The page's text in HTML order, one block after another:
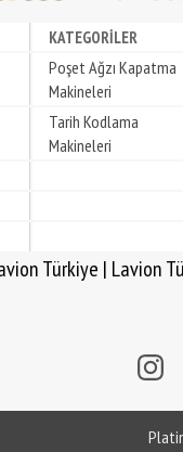
KATEGORİLER
Poşet Ağzı Kapatma
Makineleri
Tarih Kodlama
Makineleri
Yetkili